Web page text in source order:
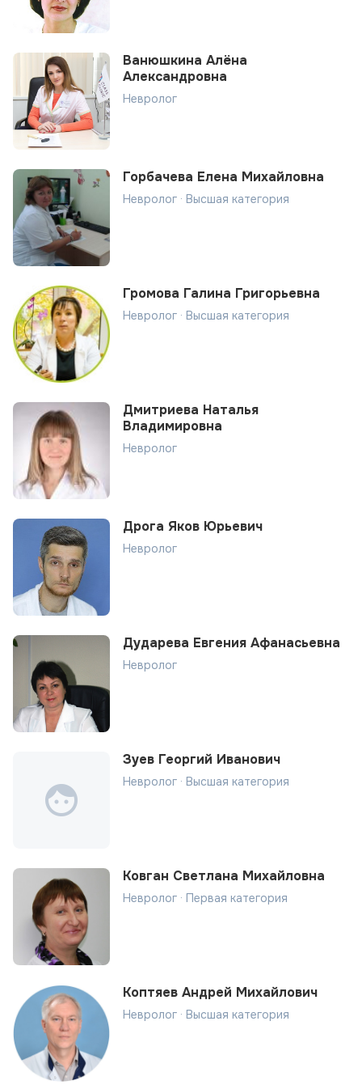
Ванюшкина Алёна
Александровна
Невролог
Горбачева Елена Михайловна
Невролог · Высшая категория
Громова Галина Григорьевна
Невролог · Высшая категория
Дмитриева Наталья
Владимировна
Невролог
Дрога Яков Юрьевич
Невролог
Дударева Евгения Афанасьевна
Невролог
Зуев Георгий Иванович
Невролог · Высшая категория
Ковган Светлана Михайловна
Невролог · Первая категория
Коптяев Андрей Михайлович
Невролог · Высшая категория